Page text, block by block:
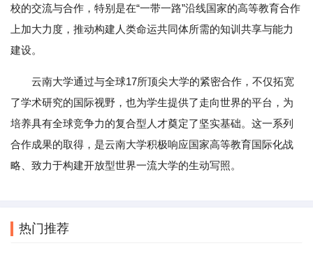
校的交流与合作，特别是在“一带一路”沿线国家的高等教育合作
上加大力度，推动构建人类命运共同体所需的知训共享与能力
建设。
云南大学通过与全球17所顶尖大学的紧密合作，不仅拓宽
了学术研究的国际视野，也为学生提供了走向世界的平台，为
培养具有全球竞争力的复合型人才奠定了坚实基础。这一系列
合作成果的取得，是云南大学积极响应国家高等教育国际化战
略、致力于构建开放型世界一流大学的生动写照。
热门推荐